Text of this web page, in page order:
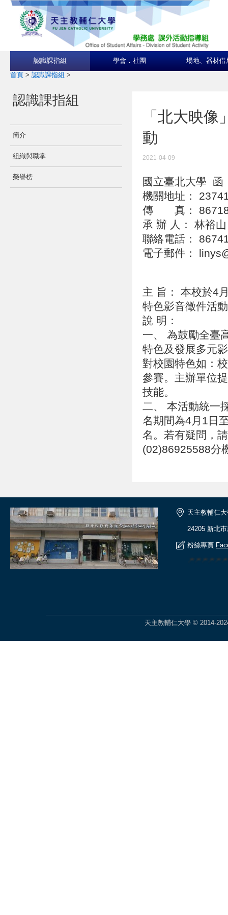
認識課指組 學會．社團 場地、器材借
首頁 > 認識課指組 >
認識課指組
簡介
組織與職掌
榮譽榜
「北大映
動
2021-04-09
國立臺北大學
機關地址：
傳 真：
承 辦 人： 林裕
聯絡電話：
電子郵件：
主 旨： 本校於4
特色影音徵件活
說 明：
一、 為鼓勵全臺
特色及發展多元
對校園特色如：
參賽。主辦單位
技能。
二、 本活動統一
名期間為4月1日
名。若有疑問，
(02)86925588分
天主教輔仁
24205 新北
粉絲專頁
天主教輔仁大學 © 2014-